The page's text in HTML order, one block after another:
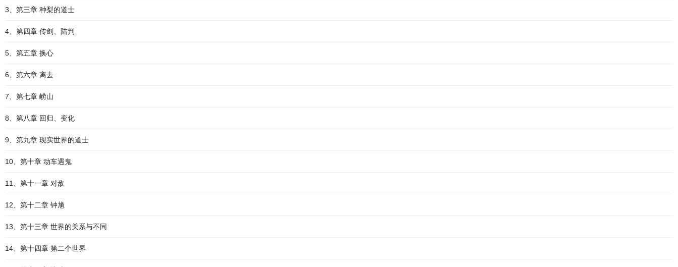
3、第三章 种梨的道士
4、第四章 传剑、陆判
5、第五章 换心
6、第六章 离去
7、第七章 崂山
8、第八章 回归、变化
9、第九章 现实世界的道士
10、第十章 动车遇鬼
11、第十一章 对敌
12、第十二章 钟馗
13、第十三章 世界的关系与不同
14、第十四章 第二个世界